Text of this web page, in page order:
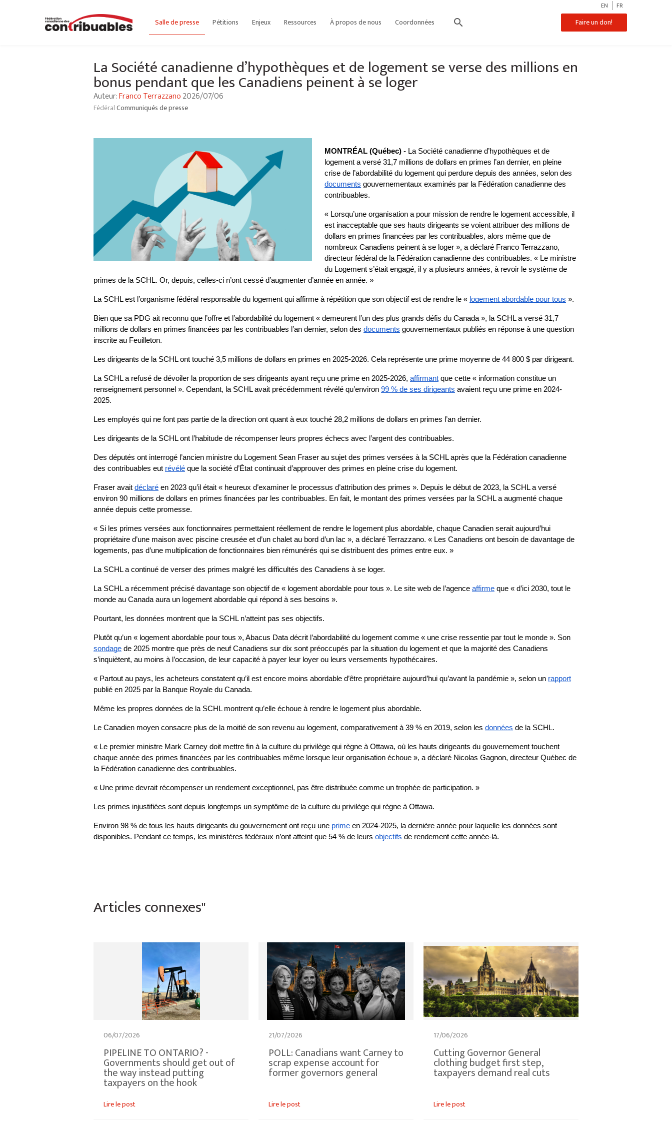
Salle de presse Pétitions Enjeux Ressources À propos de nous Coordonnées search
EN FR
Faire un don!
La Société canadienne d’hypothèques et de logement se verse des millions en
bonus pendant que les Canadiens peinent à se loger
Auteur:Franco Terrazzano2026/07/06
FédéralCommuniqués de presse
MONTRÉAL (Québec) - La Société canadienne d’hypothèques et de
logement a versé 31,7 millions de dollars en primes l’an dernier, en pleine
documents gouvernementaux examinés par la Fédération canadienne des
contribuables.
« Lorsqu’une organisation a pour mission de rendre le logement accessible, il
est inacceptable que ses hauts dirigeants se voient attribuer des millions de
dollars en primes financées par les contribuables, alors même que de
nombreux Canadiens peinent à se loger », a déclaré Franco Terrazzano,
directeur fédéral de la Fédération canadienne des contribuables. « Le ministre
du Logement s’était engagé, il y a plusieurs années, à revoir le système de
primes de la SCHL. Or, depuis, celles-ci n’ont cessé d’augmenter d’année en année. »
La SCHL est l’organisme fédéral responsable du logement qui affirme à répétition que son objectif est de rendre le « logement abordable pour tous ».
Bien que sa PDG ait reconnu que l’offre et l’abordabilité du logement « demeurent l’un des plus grands défis du Canada », la SCHL a versé 31,7
millions de dollars en primes financées par les contribuables l’an dernier, selon des documents gouvernementaux publiés en réponse à une question
inscrite au Feuilleton.
Les dirigeants de la SCHL ont touché 3,5 millions de dollars en primes en 2025-2026. Cela représente une prime moyenne de 44 800 $ par dirigeant.
La SCHL a refusé de dévoiler la proportion de ses dirigeants ayant reçu une prime en 2025-2026, affirmant que cette « information constitue un
renseignement personnel ». Cependant, la SCHL avait précédemment révélé qu’environ 99 % de ses dirigeants avaient reçu une prime en 2024-
2025.
Les employés qui ne font pas partie de la direction ont quant à eux touché 28,2 millions de dollars en primes l’an dernier.
Les dirigeants de la SCHL ont l’habitude de récompenser leurs propres échecs avec l’argent des contribuables.
Des députés ont interrogé l’ancien ministre du Logement Sean Fraser au sujet des primes versées à la SCHL après que la Fédération canadienne
des contribuables eut révélé que la société d’État continuait d’approuver des primes en pleine crise du logement.
Fraser avait déclaré en 2023 qu’il était « heureux d’examiner le processus d’attribution des primes ». Depuis le début de 2023, la SCHL a versé
environ 90 millions de dollars en primes financées par les contribuables. En fait, le montant des primes versées par la SCHL a augmenté chaque
année depuis cette promesse.
« Si les primes versées aux fonctionnaires permettaient réellement de rendre le logement plus abordable, chaque Canadien serait aujourd’hui
propriétaire d’une maison avec piscine creusée et d’un chalet au bord d’un lac », a déclaré Terrazzano. « Les Canadiens ont besoin de davantage de
logements, pas d’une multiplication de fonctionnaires bien rémunérés qui se distribuent des primes entre eux. »
La SCHL a continué de verser des primes malgré les difficultés des Canadiens à se loger.
La SCHL a récemment précisé davantage son objectif de « logement abordable pour tous ». Le site web de l’agence affirme que « d’ici 2030, tout le
monde au Canada aura un logement abordable qui répond à ses besoins ».
Pourtant, les données montrent que la SCHL n’atteint pas ses objectifs.
sondage de 2025 montre que près de neuf Canadiens sur dix sont préoccupés par la situation du logement et que la majorité des Canadiens
s’inquiètent, au moins à l’occasion, de leur capacité à payer leur loyer ou leurs versements hypothécaires.
« Partout au pays, les acheteurs constatent qu’il est encore moins abordable d’être propriétaire aujourd’hui qu’avant la pandémie », selon un rapport
publié en 2025 par la Banque Royale du Canada.
Même les propres données de la SCHL montrent qu’elle échoue à rendre le logement plus abordable.
Le Canadien moyen consacre plus de la moitié de son revenu au logement, comparativement à 39 % en 2019, selon les données de la SCHL.
« Le premier ministre Mark Carney doit mettre fin à la culture du privilège qui règne à Ottawa, où les hauts dirigeants du gouvernement touchent
chaque année des primes financées par les contribuables même lorsque leur organisation échoue », a déclaré Nicolas Gagnon, directeur Québec de
la Fédération canadienne des contribuables.
« Une prime devrait récompenser un rendement exceptionnel, pas être distribuée comme un trophée de participation. »
Les primes injustifiées sont depuis longtemps un symptôme de la culture du privilège qui règne à Ottawa.
Environ 98 % de tous les hauts dirigeants du gouvernement ont reçu une prime en 2024-2025, la dernière année pour laquelle les données sont
disponibles. Pendant ce temps, les ministères fédéraux n’ont atteint que 54 % de leurs objectifs de rendement cette année-là.
Articles connexes"
06/07/2026
PIPELINE TO ONTARIO? -
Governments should get out of
the way instead putting
taxpayers on the hook
Lire le post
21/07/2026
POLL: Canadians want Carney to
scrap expense account for
former governors general
Lire le post
17/06/2026
Cutting Governor General
clothing budget first step,
taxpayers demand real cuts
Lire le post